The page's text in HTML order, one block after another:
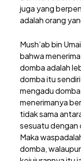
juga yang
adalah orang
Mush’ab bin
bahwa
domba adalah
domba itu
mengadu
menerimanya
tidak sama
sesuatu dengan
Maka
domba,